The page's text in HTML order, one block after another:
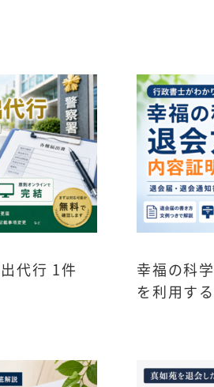
代行 1件
幸福の科
を利用す